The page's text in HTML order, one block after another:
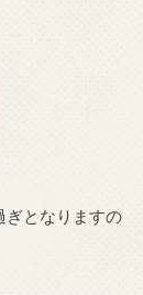
ぎとなりますの